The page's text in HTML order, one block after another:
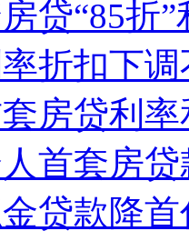
贷“85折
折扣下
房贷利
首套房
贷款降